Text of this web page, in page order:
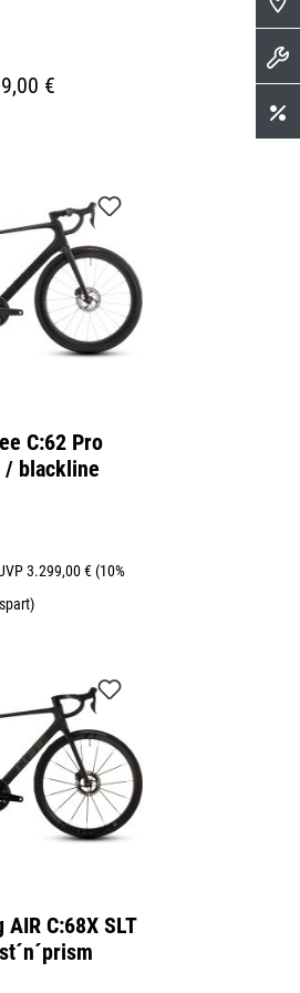
€
C:62 Pro
/ blackline
3.299,00 €(10%
C:68X SLT